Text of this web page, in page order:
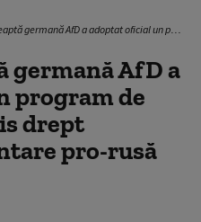
a adoptat oficial un program de guvernare descris drept „radical”, de orientare pro-rusă
germană AfD a
program de
drept
pro-rusă